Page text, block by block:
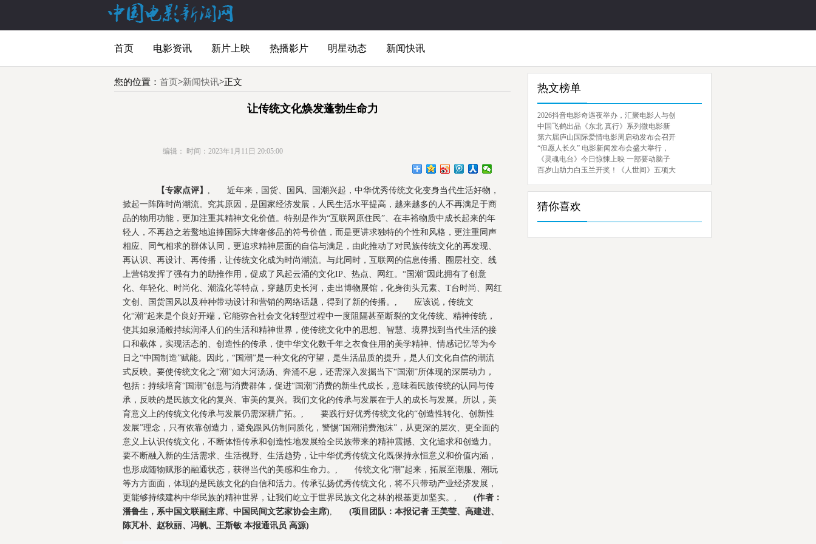
首页 电影资讯 新片上映 热播影片 明星动态 新闻快讯
您的位置： 首页>新闻快讯>正文
让传统文化焕发蓬勃生命力
编辑： 时间：2023年1月11日 20:05:00
【专家点评】
, 近年来，国货、国风、国潮兴起，中华优秀传统文化变身当代生活好物，
掀起一阵阵时尚潮流。究其原因，是国家经济发展，人民生活水平提高，越来越多的人不再满足于商
品的物用功能，更加注重其精神文化价值。特别是作为“互联网原住民”、在丰裕物质中成长起来的年
轻人，不再趋之若鹜地追捧国际大牌奢侈品的符号价值，而是更讲求独特的个性和风格，更注重同声
相应、同气相求的群体认同，更追求精神层面的自信与满足，由此推动了对民族传统文化的再发现、
再认识、再设计、再传播，让传统文化成为时尚潮流。与此同时，互联网的信息传播、圈层社交、线
上营销发挥了强有力的助推作用，促成了风起云涌的文化IP、热点、网红。“国潮”因此拥有了创意
化、年轻化、时尚化、潮流化等特点，穿越历史长河，走出博物展馆，化身街头元素、T台时尚、网红
文创、国货国风以及种种带动设计和营销的网络话题，得到了新的传播。, 应该说，传统文
化“潮”起来是个良好开端，它能弥合社会文化转型过程中一度阻隔甚至断裂的文化传统、精神传统，
使其如泉涌般持续润泽人们的生活和精神世界，使传统文化中的思想、智慧、境界找到当代生活的接
口和载体，实现活态的、创造性的传承，使中华文化数千年之衣食住用的美学精神、情感记忆等为今
日之“中国制造”赋能。因此，“国潮”是一种文化的守望，是生活品质的提升，是人们文化自信的潮流
式反映。要使传统文化之“潮”如大河汤汤、奔涌不息，还需深入发掘当下“国潮”所体现的深层动力，
包括：持续培育“国潮”创意与消费群体，促进“国潮”消费的新生代成长，意味着民族传统的认同与传
承，反映的是民族文化的复兴、审美的复兴。我们文化的传承与发展在于人的成长与发展。所以，美
育意义上的传统文化传承与发展仍需深耕广拓。, 要践行好优秀传统文化的“创造性转化、创新性
发展”理念，只有依靠创造力，避免跟风仿制同质化，警惕“国潮消费泡沫”，从更深的层次、更全面的
意义上认识传统文化，不断体悟传承和创造性地发展给全民族带来的精神震撼、文化追求和创造力。
要不断融入新的生活需求、生活视野、生活趋势，让中华优秀传统文化既保持永恒意义和价值内涵，
也形成随物赋形的融通状态，获得当代的美感和生命力。, 传统文化“潮”起来，拓展至潮服、潮玩
等方方面面，体现的是民族文化的自信和活力。传承弘扬优秀传统文化，将不只带动产业经济发展，
更能够持续建构中华民族的精神世界，让我们屹立于世界民族文化之林的根基更加坚实。, (作者：
潘鲁生，系中国文联副主席、中国民间文艺家协会主席)
(项目团队：本报记者 王美莹、高建进、
陈芃朴、赵秋丽、冯帆、王斯敏 本报通讯员 高源)
热文榜单
2026抖音电影奇遇夜举办，汇聚电影人与创
中国飞鹤出品《东北 真行》系列微电影新
第六届庐山国际爱情电影周启动发布会召开
“但愿人长久” 电影新闻发布会盛大举行，
《灵魂电台》今日惊悚上映 一部要动脑子
百岁山助力白玉兰开奖！《人世间》五项大
猜你喜欢